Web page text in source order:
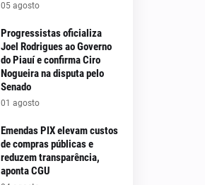
05 agosto
Progressistas oficializa
Joel Rodrigues ao Governo
do Piauí e confirma Ciro
Nogueira na disputa pelo
Senado
01 agosto
Emendas PIX elevam custos
de compras públicas e
reduzem transparência,
aponta CGU